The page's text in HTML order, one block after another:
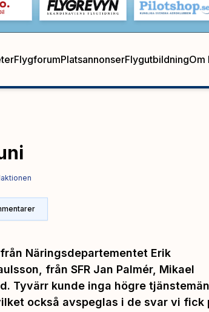
FlygforumPlatsannonserFlygutbildningOm
Näringsdepartementet Erik
från SFR Jan Palmér, Mikael
Tyvärr kunde inga högre tjänstemän
också avspeglas i de svar vi fick